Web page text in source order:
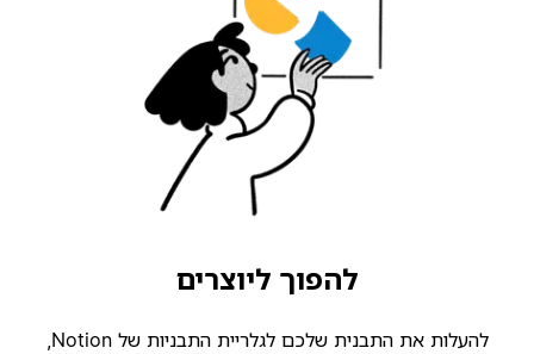
להפוך ליוצרים
להעלות את התבנית שלכם לגלריית התבניות של Notion,